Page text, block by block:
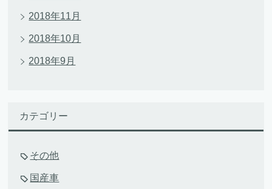
2018年11月
2018年10月
2018年9月
カテゴリー
その他
国産車